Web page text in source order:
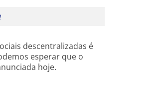
descentralizadas é
esperar que o
hoje.